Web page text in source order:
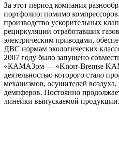
За этот период компания
портфолио: помимо
производство ускорительных
рециркуляции отработавших
электрическим приводами,
ДВС нормам экологических
2007 году было запущено
«КАМАЗом — «Knorr-Bremse
деятельностью которого стало
механизмов, осушителей
демпферов. Постоянно
линейки выпускаемой продукции.